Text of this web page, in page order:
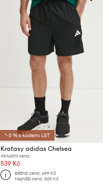
*-5 % s kódem: LST
Kraťasy adidas Chelsea
Aktuální cena:
539 Kč
Běžná cena:699 Kč
Nejnižší cena:569 Kč